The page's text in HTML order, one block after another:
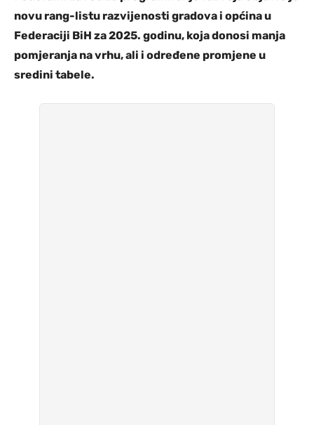
novu rang-listu razvijenosti gradova i općina u
Federaciji BiH za 2025. godinu, koja donosi manja
pomjeranja na vrhu, ali i određene promjene u
sredini tabele.